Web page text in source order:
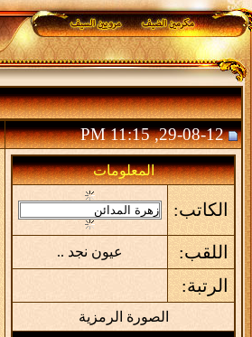
29-08-12, 11:15 PM
المعلومات
الكاتب:
اللقب: عيون نجد ..
الرتبة:
الصورة الرمزية